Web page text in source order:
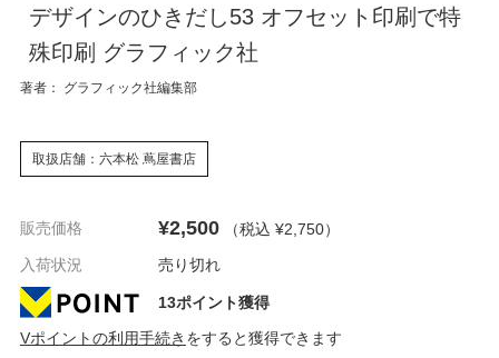
デザインのひきだし53 オフセット印刷で特
殊印刷 グラフィック社
著者： グラフィック社編集部
取扱店舗：六本松 蔦屋書店
販売価格 ¥2,500 （税込 ¥2,750）
入荷状況
売り切れ
13ポイント獲得
Vポイントの利用手続き をすると獲得できます